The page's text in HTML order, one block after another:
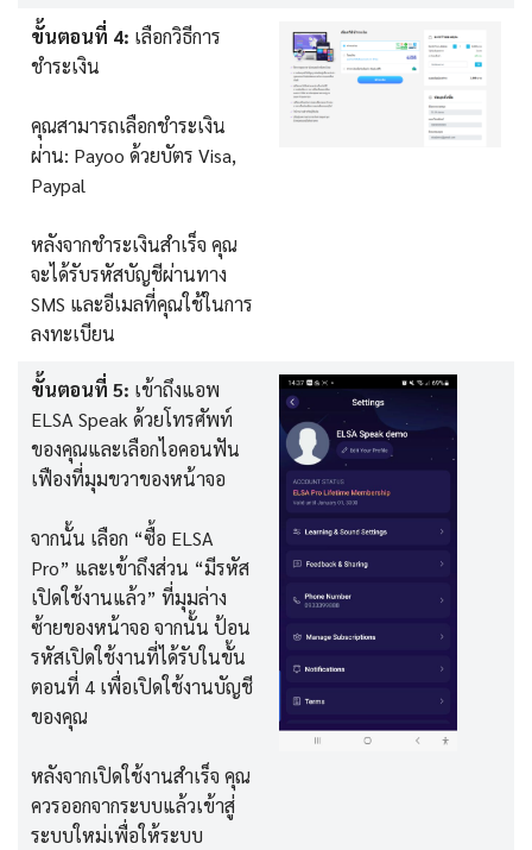
ขั้นตอนที่ 4: เลือกวิธีการ
ชำระเงิน
คุณสามารถเลือกชำระเงิน
ผ่าน: Payoo ด้วยบัตร Visa,
Paypal
หลังจากชำระเงินสำเร็จ คุณ
จะได้รับรหัสบัญชีผ่านทาง
SMS และอีเมลที่คุณใช้ในการ
ลงทะเบียน
ขั้นตอนที่ 5: เข้าถึงแอพ
ELSA Speak ด้วยโทรศัพท์
ของคุณและเลือกไอคอนฟัน
เฟืองที่มุมขวาของหน้าจอ
จากนั้น เลือก “ซื้อ ELSA
Pro” และเข้าถึงส่วน “มีรหัส
เปิดใช้งานแล้ว” ที่มุมล่าง
ซ้ายของหน้าจอ จากนั้น ป้อน
รหัสเปิดใช้งานที่ได้รับในขั้น
ตอนที่ 4 เพื่อเปิดใช้งานบัญชี
ของคุณ
หลังจากเปิดใช้งานสำเร็จ คุณ
ควรออกจากระบบแล้วเข้าสู่
ระบบใหม่เพื่อให้ระบบ